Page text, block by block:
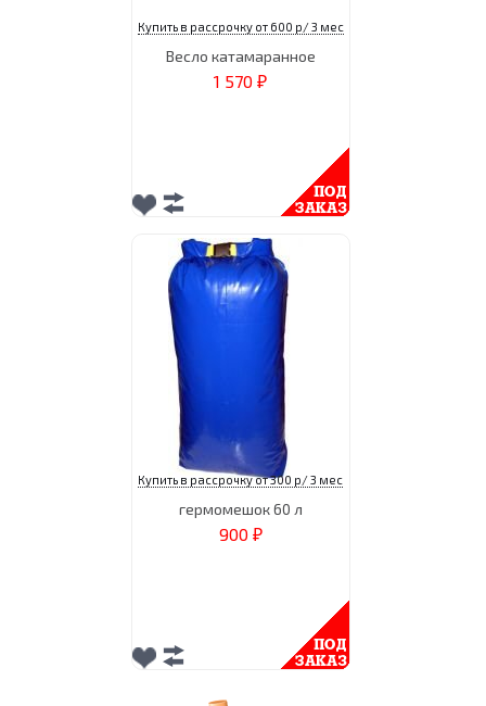
Купить в рассрочку от 600 р/ 3 мес
Весло катамаранное
1 570 ₽
Купить в рассрочку от 300 р/ 3 мес
гермомешок 60 л
900 ₽